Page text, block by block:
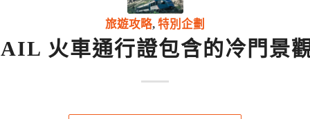
旅遊攻略, 特別企劃
火車通行證包含的冷門景